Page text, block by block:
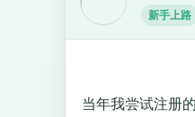
新手上路
当年我尝试注册